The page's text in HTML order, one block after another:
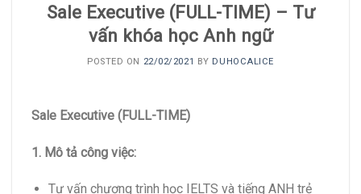
Sale Executive (FULL-TIME) – Tư
vấn khóa học Anh ngữ
POSTED ON 22/02/2021 BY DUHOCALICE
Sale Executive (FULL-TIME)
1. Mô tả công việc:
Tư vấn chương trình học IELTS và tiếng ANH trẻ